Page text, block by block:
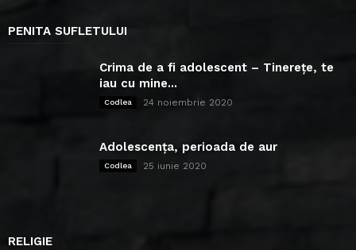
PENITA SUFLETULUI
Crima de a fi adolescent – Tinerețe, te
iau cu mine...
Codlea 24 noiembrie 2020
Adolescența, perioada de aur
Codlea 25 iunie 2020
RELIGIE